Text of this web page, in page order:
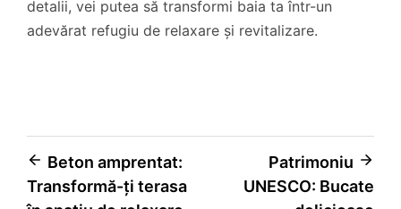
detalii, vei putea să transformi baia ta într-un
adevărat refugiu de relaxare și revitalizare.
Navigare
în
Beton amprentat:
Transformă-ți terasa
Patrimoniu
UNESCO: Bucate